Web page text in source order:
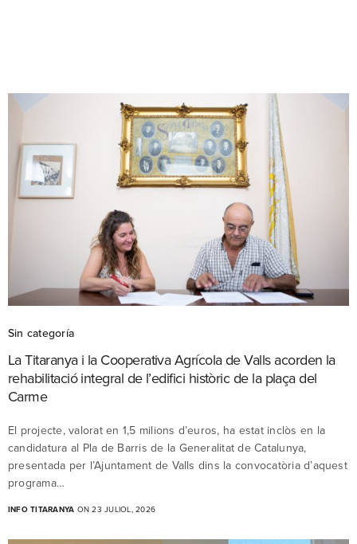
Sin categoría
La Titaranya i la Cooperativa Agrícola de Valls acorden la
rehabilitació integral de l’edifici històric de la plaça del
Carme
El projecte, valorat en 1,5 milions d’euros, ha estat inclòs en la
candidatura al Pla de Barris de la Generalitat de Catalunya,
presentada per l’Ajuntament de Valls dins la convocatòria d’aquest
programa…
INFO TITARANYA ON 23 JULIOL, 2026